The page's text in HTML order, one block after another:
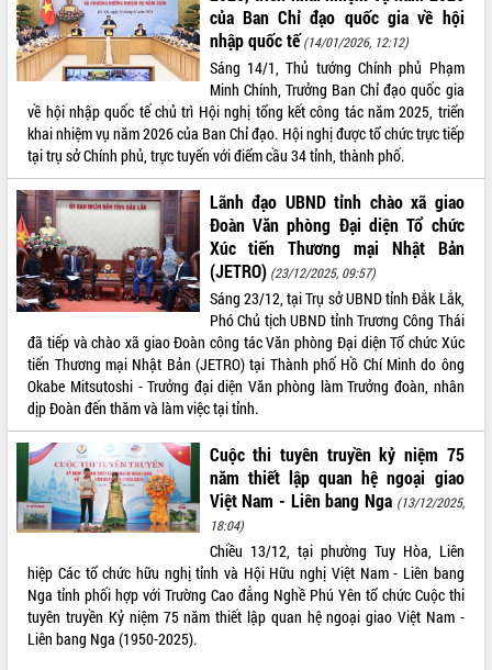
UBND tỉnh Đắk Lắk triển khai nhiệm
vụ 6 tháng cuối năm 2026
Kỳ họp thứ Hai, Hội đồng nhân dân
tỉnh khóa XI quyết nghị nhiều nội dung
quan trọng
Bí thư Tỉnh ủy Lương Nguyễn Minh
Triết thăm, tặng quà người có công với
cách mạng
Rà soát, hoàn thiện hệ thống thiết chế
văn hóa, thể thao đáp ứng yêu cầu
phát triển mới
Thường trực HĐND tỉnh Đắk Lắk gặp
mặt Đoàn chuyên gia y tế TP. Hồ Chí
Minh
Lễ truy điệu và an táng hài cốt liệt sĩ
tại Nghĩa trang Liệt sĩ xã Sơn Hòa
Bàn giải pháp tháo gỡ khó khăn trong
xuất khẩu sầu riêng và triển khai quy
định EUDR
Thứ trưởng Bộ Nông nghiệp và Môi
trường Nguyễn Hoàng Hiệp khảo sát
vùng trồng và doanh nghiệp đóng gói
sầu riêng tại Đắk Lắk
Trình diễn nghệ thuật chế biến các
món ăn từ sầu riêng
Đắk Lắk công bố Quy hoạch và xúc
tiến đầu tư tỉnh
LIÊN KẾT WEB
THỐNG KÊ TRUY CẬP
Tất cả: 66145057
của Ban Chỉ đạo quốc gia về hội
nhập quốc tế (14/01/2026, 12:12)
Sáng 14/1, Thủ tướng Chính phủ Phạm
Minh Chính, Trưởng Ban Chỉ đạo quốc gia
về hội nhập quốc tế chủ trì Hội nghị tổng kết công tác năm 2025, triển
khai nhiệm vụ năm 2026 của Ban Chỉ đạo. Hội nghị được tổ chức trực tiếp
tại trụ sở Chính phủ, trực tuyến với điểm cầu 34 tỉnh, thành phố.
Lãnh đạo UBND tỉnh chào xã giao
Đoàn Văn phòng Đại diện Tổ chức
Xúc tiến Thương mại Nhật Bản
(JETRO) (23/12/2025, 09:57)
Sáng 23/12, tại Trụ sở UBND tỉnh Đắk Lắk,
Phó Chủ tịch UBND tỉnh Trương Công Thái
đã tiếp và chào xã giao Đoàn công tác Văn phòng Đại diện Tổ chức Xúc
tiến Thương mại Nhật Bản (JETRO) tại Thành phố Hồ Chí Minh do ông
Okabe Mitsutoshi - Trưởng đại diện Văn phòng làm Trưởng đoàn, nhân
dịp Đoàn đến thăm và làm việc tại tỉnh.
Cuộc thi tuyên truyền kỷ niệm 75
năm thiết lập quan hệ ngoại giao
Việt Nam - Liên bang Nga (13/12/2025,
18:04)
Chiều 13/12, tại phường Tuy Hòa, Liên
hiệp Các tổ chức hữu nghị tỉnh và Hội Hữu nghị Việt Nam - Liên bang
Nga tỉnh phối hợp với Trường Cao đẳng Nghề Phú Yên tổ chức Cuộc thi
tuyên truyền Kỷ niệm 75 năm thiết lập quan hệ ngoại giao Việt Nam -
Liên bang Nga (1950-2025).